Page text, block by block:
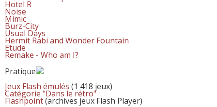
Hotel R
Noise
Mimic
Burz-City
Usual Days
Hermit Rabi and Wonder Fountain
Etude
Remake - Who am I?
Pratique
Jeux Flash émulés (1 418 jeux)
Catégorie "Dans le rétro"
Flashpoint(archives jeux Flash Player)